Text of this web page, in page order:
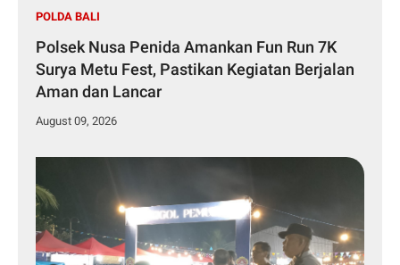
POLDA BALI
Polsek Nusa Penida Amankan Fun Run 7K
Surya Metu Fest, Pastikan Kegiatan Berjalan
Aman dan Lancar
August 09, 2026